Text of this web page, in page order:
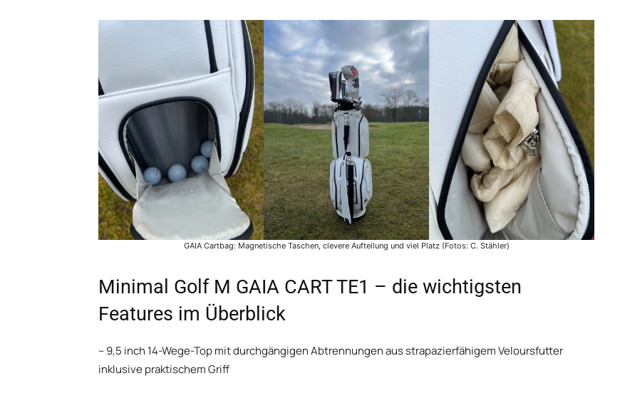
GAIA Cartbag: Magnetische Taschen, clevere Aufteilung und viel Platz (Fotos: C. Stähler)
Minimal Golf M GAIA CART TE1 – die wichtigsten
Features im Überblick
– 9,5 inch 14-Wege-Top mit durchgängigen Abtrennungen aus strapazierfähigem Veloursfutter
inklusive praktischem Griff